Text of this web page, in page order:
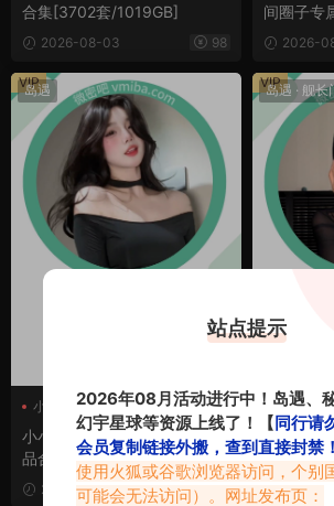
合集[3702套/1019GB]
2026-08-03 98
间圈子专
2026-
岛遇
小小叮当 小小叮当岛遇 07期
小小叮当岛遇app专属圈子作
品合集
2026-08-03 VIP
VIP 岛遇 · 舰长
行简
行简岛遇
图集
2026-
VIP
站点提示
2026年08月活动进行中！岛遇、秘
幻宇星球等资源上线了！【同行请
会员复制链接外搬，查到直接封禁
使用火狐或谷歌浏览器访问，个别
可能会无法访问）。网址发布页：